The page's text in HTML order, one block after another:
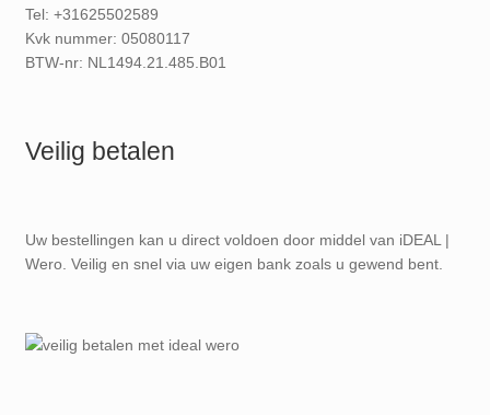
Tel: +31625502589
Kvk nummer: 05080117
BTW-nr: NL1494.21.485.B01
Veilig betalen
Uw bestellingen kan u direct voldoen door middel van iDEAL |
Wero. Veilig en snel via uw eigen bank zoals u gewend bent.